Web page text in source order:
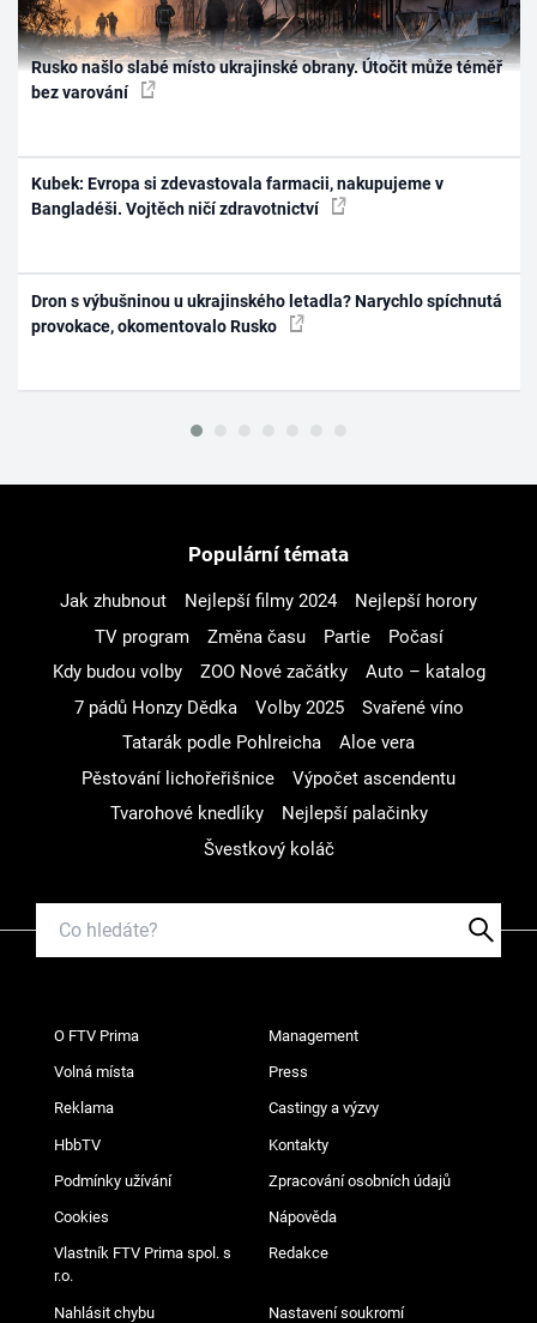
Rusko našlo slabé místo ukrajinské obrany. Útočit může téměř
bez varování
Kubek: Evropa si zdevastovala farmacii, nakupujeme v
Bangladéši. Vojtěch ničí zdravotnictví
Dron s výbušninou u ukrajinského letadla? Narychlo spíchnutá
provokace, okomentovalo Rusko
Populární témata
Jak zhubnout Nejlepší filmy 2024
Nejlepší horory
TV program
Změna času Partie
Počasí
Kdy budou volby
ZOO Nové začátky
Auto – katalog
7 pádů Honzy Dědka
Volby 2025
Svařené víno
Tatarák podle Pohlreicha
Aloe vera
Pěstování lichořeřišnice
Výpočet ascendentu
Tvarohové knedlíky
Nejlepší palačinky
Švestkový koláč
O FTV Prima Management
Volná místa Press
Reklama Castingy a výzvy
HbbTV Kontakty
Podmínky užívání Zpracování osobních údajů
Cookies Nápověda
Vlastník FTV Prima spol. s
r.o.
Redakce
Nahlásit chybu Nastavení soukromí